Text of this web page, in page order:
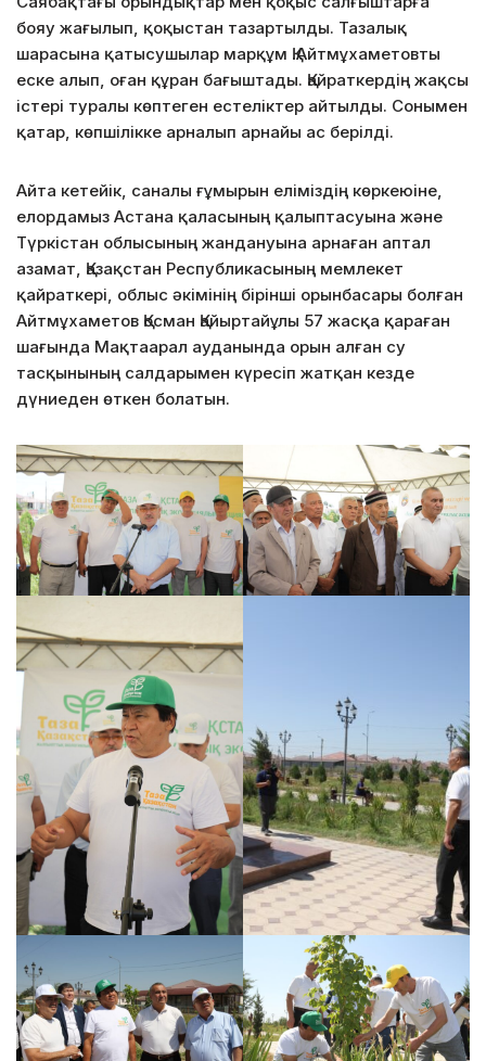
бояу жағылып, қоқыстан тазартылды. Тазалық
шарасына қатысушылар марқұм Қ.Айтмұхаметовты
еске алып, оған құран бағыштады. Қайраткердің жақсы
істері туралы көптеген естеліктер айтылды. Сонымен
қатар, көпшілікке арналып арнайы ас берілді.
Айта кетейік, саналы ғұмырын еліміздің көркеюіне,
елордамыз Астана қаласының қалыптасуына және
Түркістан облысының жандануына арнаған аптал
азамат, Қазақстан Республикасының мемлекет
қайраткері, облыс әкімінің бірінші орынбасары болған
Айтмұхаметов Қосман Қайыртайұлы 57 жасқа қараған
шағында Мақтаарал ауданында орын алған су
тасқынының салдарымен күресіп жатқан кезде
дүниеден өткен болатын.